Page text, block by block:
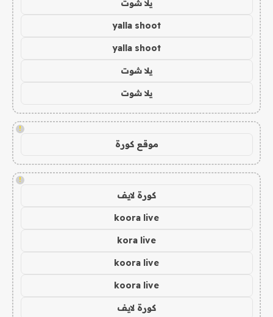
يلا شوت
yalla shoot
yalla shoot
يلا شوت
يلا شوت
!
موقع كورة
!
كورة لايف
koora live
kora live
koora live
koora live
كورة لايف